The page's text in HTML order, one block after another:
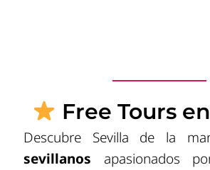
Free Tours
Descubre Sevilla de la
sevillanos apasionados